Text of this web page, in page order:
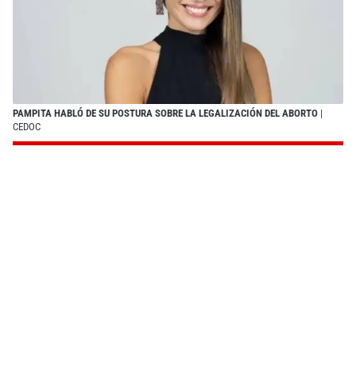
PAMPITA HABLÓ DE SU POSTURA SOBRE LA LEGALIZACIÓN DEL ABORTO |
CEDOC